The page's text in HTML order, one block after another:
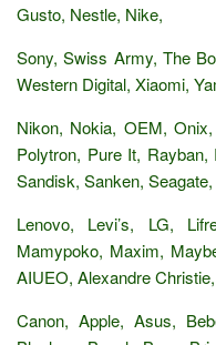
Gusto, Nestle, Nike,
Sony, Swiss Army, The
Western Digital, Xiaomi,
Nikon, Nokia, OEM,
Polytron, Pure It,
Sandisk, Sanken,
Lenovo, Levi’s, LG,
Mamypoko, Maxim,
AIUEO, Alexandre Christie,
Canon, Apple, Asus,